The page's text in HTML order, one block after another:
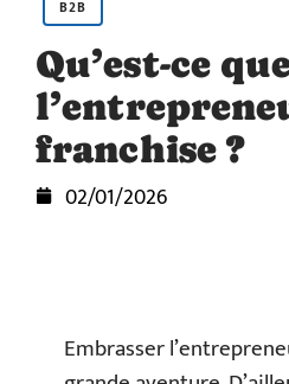
B2B
Qu’est-ce
franchise ?
02/01/2026
Embrasser